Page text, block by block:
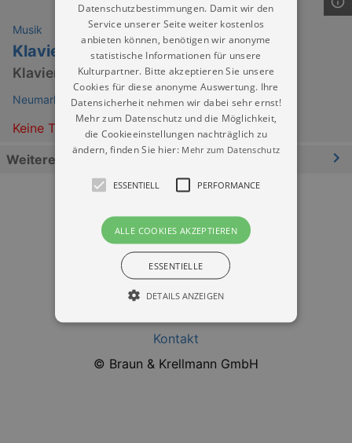
Musik
Klaviernacht | Gahyeon Joo (KOR)
Klaviernacht
Neumarkt Dresden
Keine Termine
Weitere Informationen
Datenschutz
Kontakt
© Braun & Krellmann GmbH
Datenschutzbestimmungen. Damit wir den
Service unserer Seite weiter kostenlos
anbieten können, benötigen wir anonyme
statistische Informationen für unsere
Kulturpartner. Bitte akzeptieren Sie unsere
Cookies für diese anonyme Auswertung. Ihre
Datensicherheit nehmen wir dabei sehr ernst!
Mehr zum Datenschutz und die Möglichkeit,
die Cookieeinstellungen nachträglich zu
ändern, finden Sie hier: Mehr zum Datenschutz
ESSENTIELL PERFORMANCE
ALLE COOKIES AKZEPTIEREN
ESSENTIELLE
DETAILS ANZEIGEN